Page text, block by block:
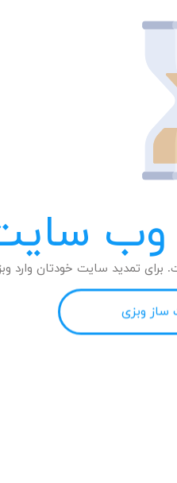
وب
تمدید سایت خودتان وارد
ساز وبزی